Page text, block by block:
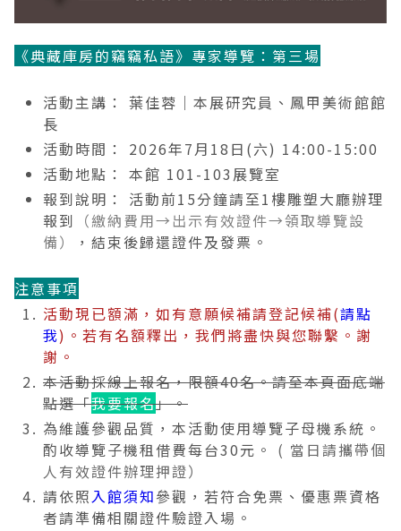
2019 奔‧月—劉國松
《典藏庫房的竊竊私語》專家導覽：第三場
活動主講： 葉佳蓉｜本展研究員、鳳甲美術館館
長
活動時間： 2026年7月18日(六) 14:00-15:00
活動地點： 本館 101-103展覽室
報到說明： 活動前15分鐘請至1樓雕塑大廳辦理
報到 （繳納費用→出示有效證件→領取導覽設
備）
，結束後歸還證件及發票。
注意事項
活動現已額滿，如有意願候補請登記候補(請點
我)。若有名額釋出，我們將盡快與您聯繫。謝
謝。
本活動採線上報名，限額40名。請至本頁面底端
點選「我要報名」。
為維護參觀品質，本活動使用導覽子母機系統。
酌收導覽子機租借費每台30元。 ( 當日請攜帶個
人有效證件辦理押證）
請依照入館須知參觀，若符合免票、優惠票資格
者請準備相關證件驗證入場。